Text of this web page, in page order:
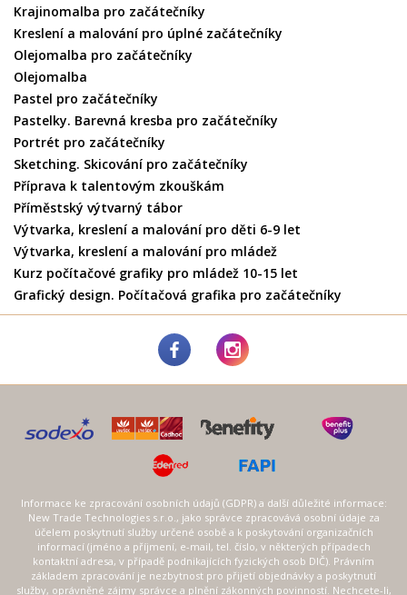
Krajinomalba pro začátečníky
Kreslení a malování pro úplné začátečníky
Olejomalba pro začátečníky
Olejomalba
Pastel pro začátečníky
Pastelky. Barevná kresba pro začátečníky
Portrét pro začátečníky
Sketching. Skicování pro začátečníky
Příprava k talentovým zkouškám
Příměstský výtvarný tábor
Výtvarka, kreslení a malování pro děti 6-9 let
Výtvarka, kreslení a malování pro mládež
Kurz počítačové grafiky pro mládež 10-15 let
Grafický design. Počítačová grafika pro začátečníky
Informace ke zpracování osobních údajů (GDPR) a další důležité informace:
New Trade Technologies s.r.o., jako správce zpracovává osobní údaje za
účelem poskytnutí služby určené osobě a k poskytování organizačních
informací (jméno a příjmení, e-mail, tel. číslo, v některých případech
kontaktní adresa, v případě podnikajících fyzických osob DIČ). Právním
základem zpracování je nezbytnost pro přijetí objednávky a poskytnutí
služby, oprávněné zájmy správce a plnění zákonných povinností. Nechcete-li,